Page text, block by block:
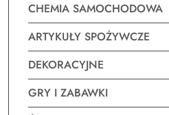
CHEMIA SAMOCHODOWA
ARTYKUŁY SPOŻYWCZE
DEKORACYJNE
GRY I ZABAWKI